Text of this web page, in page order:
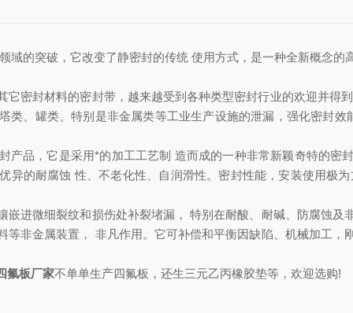
突破，它改变了静密封的传统 使用方式，是一种全新概念的
封材料的密封带，越来越受到各种类型密封行业的欢迎并得
类、罐类、特别是非金属类等工业生产设施的泄漏，强化密封
，它是采用*的加工工艺制 造而成的一种非常新颖奇特的密
异的耐腐蚀 性、不老化性、自润滑性。密封性能，安装使用极
微细裂纹和损伤处补裂堵漏， 特别在耐酸、耐碱、防腐蚀及
非金属装置， 非凡作用。它可补偿和平衡因缺陷、机械加工
氟板厂家不单单生产四氟板，还生三元乙丙橡胶垫等，欢迎选购!